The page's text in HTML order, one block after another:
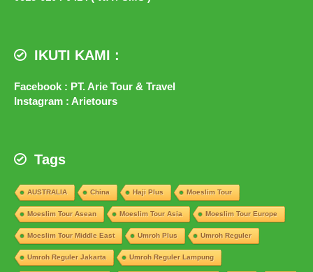
IKUTI KAMI :
Facebook : PT. Arie Tour & Travel
Instagram : Arietours
Tags
AUSTRALIA China Haji Plus Moeslim Tour
Moeslim Tour Asean Moeslim Tour Asia Moeslim Tour Europe
Moeslim Tour Middle East Umroh Plus Umroh Reguler
Umroh Reguler Jakarta Umroh Reguler Lampung